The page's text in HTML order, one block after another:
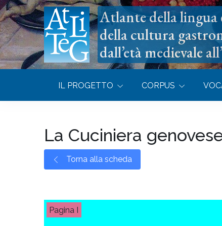
Atlante della lingua
della cultura
dall’età medievale
IL PROGETTO CORPUS
La Cuciniera
Torna alla scheda
I